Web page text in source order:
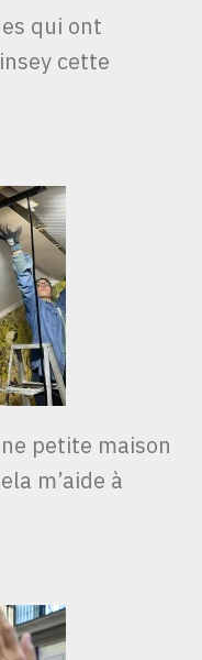
qui ont
cette
petite maison
m’aide à